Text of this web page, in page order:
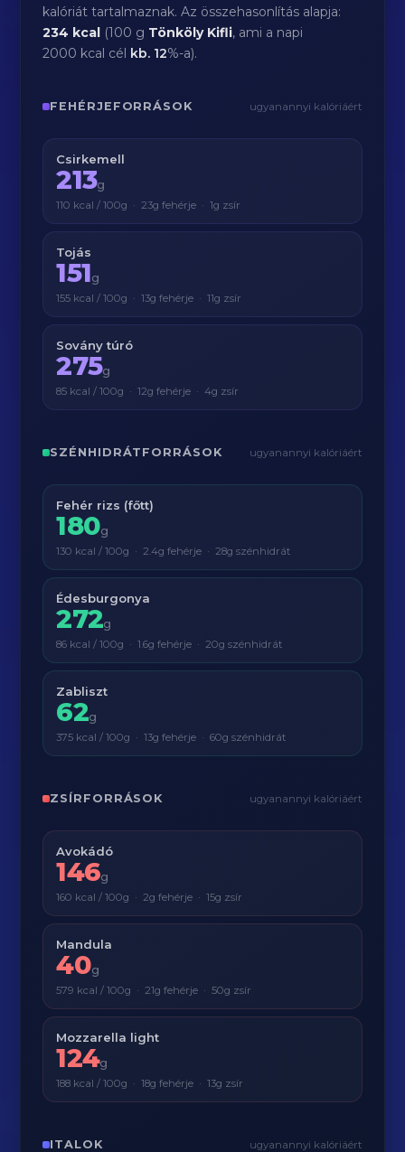
kalóriát tartalmaznak. Az összehasonlítás alapja:
234 kcal (100 g Tönköly Kifli, ami a napi
2000 kcal cél kb. 12%-a).
FEHÉRJEFORRÁSOK ugyanannyi kalóriáért
Csirkemell
213g
110 kcal / 100g · 23g fehérje · 1g zsír
Tojás
151g
155 kcal / 100g · 13g fehérje · 11g zsír
Sovány túró
275g
85 kcal / 100g · 12g fehérje · 4g zsír
SZÉNHIDRÁTFORRÁSOK ugyanannyi kalóriáért
Fehér rizs (főtt)
180g
130 kcal / 100g · 2.4g fehérje · 28g szénhidrát
Édesburgonya
272g
86 kcal / 100g · 1.6g fehérje · 20g szénhidrát
Zabliszt
62g
375 kcal / 100g · 13g fehérje · 60g szénhidrát
ZSÍRFORRÁSOK ugyanannyi kalóriáért
Avokádó
146g
160 kcal / 100g · 2g fehérje · 15g zsír
Mandula
40g
579 kcal / 100g · 21g fehérje · 50g zsír
Mozzarella light
124g
188 kcal / 100g · 18g fehérje · 13g zsír
ITALOK ugyanannyi kalóriáért